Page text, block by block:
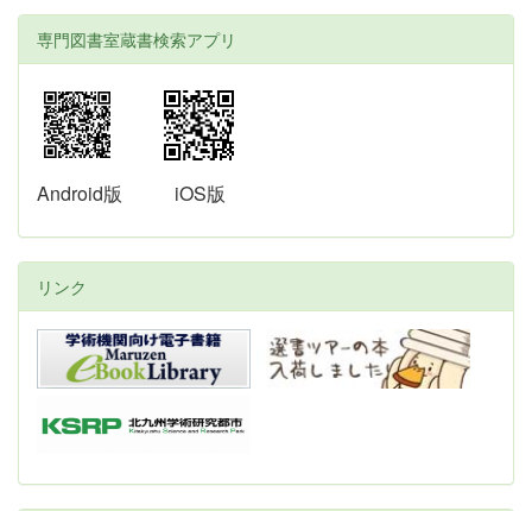
専門図書室蔵書検索アプリ
Android版 iOS版
リンク